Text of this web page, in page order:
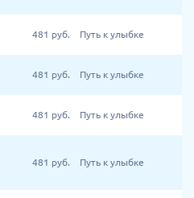
481 руб. Путь к улыбке
481 руб. Путь к улыбке
481 руб. Путь к улыбке
481 руб. Путь к улыбке